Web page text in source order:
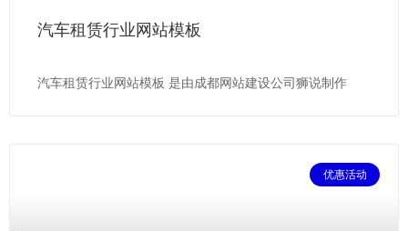
汽车租赁行业网站模板
汽车租赁行业网站模板 是由成都网站建设公司狮说制作
优惠活动